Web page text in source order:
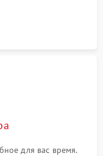
для вас время.